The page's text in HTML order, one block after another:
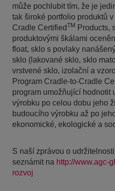
může pochlubit tím, že je
tak široké portfolio produktů
Cradle CertifiedTM
Products,
produktovými škálami
float, sklo s povlaky
sklo (lakované sklo, sklo
vrstvené sklo, izolační a
Program Cradle-to-Cradle
program umožňující hodnotit
výrobku po celou dobu jeho
budoucího výrobku až po
ekonomické, ekologické a
S naší zprávou o
seznámit na http://www.agc-
rozvoj